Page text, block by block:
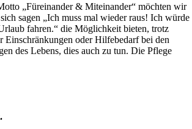
„Füreinander & Miteinander“ möchten wir
sagen „Ich muss mal wieder raus! Ich würde
fahren.“ die Möglichkeit bieten, trotz
Einschränkungen oder Hilfebedarf bei den
des Lebens, dies auch zu tun. Die Pflege